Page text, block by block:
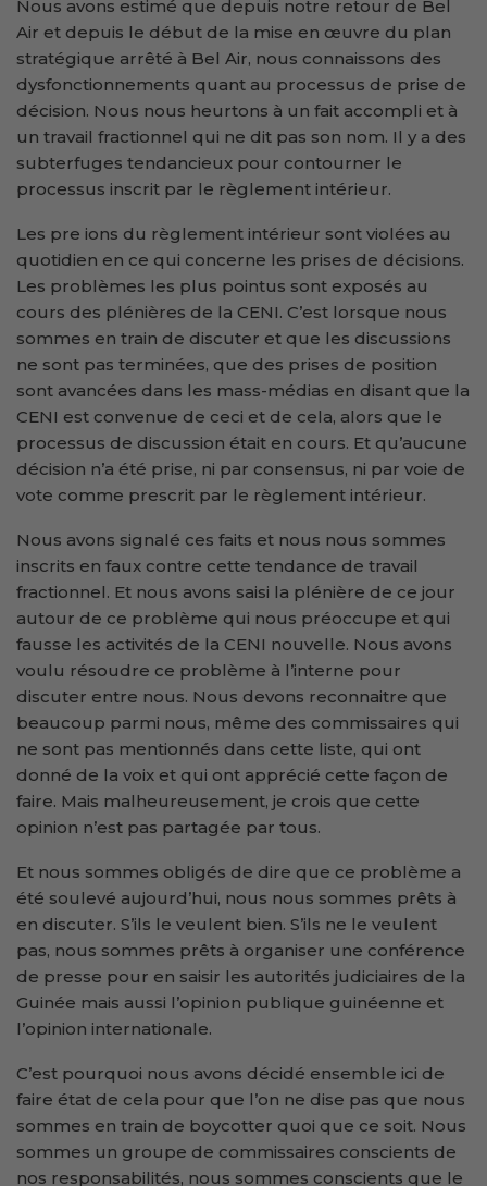
Nous avons estimé que depuis notre retour de Bel
Air et depuis le début de la mise en œuvre du plan
stratégique arrêté à Bel Air, nous connaissons des
dysfonctionnements quant au processus de prise de
décision. Nous nous heurtons à un fait accompli et à
un travail fractionnel qui ne dit pas son nom. Il y a des
subterfuges tendancieux pour contourner le
processus inscrit par le règlement intérieur.
Les pre ions du règlement intérieur sont violées au
quotidien en ce qui concerne les prises de décisions.
Les problèmes les plus pointus sont exposés au
cours des plénières de la CENI. C’est lorsque nous
sommes en train de discuter et que les discussions
ne sont pas terminées, que des prises de position
sont avancées dans les mass-médias en disant que la
CENI est convenue de ceci et de cela, alors que le
processus de discussion était en cours. Et qu’aucune
décision n’a été prise, ni par consensus, ni par voie de
vote comme prescrit par le règlement intérieur.
Nous avons signalé ces faits et nous nous sommes
inscrits en faux contre cette tendance de travail
fractionnel. Et nous avons saisi la plénière de ce jour
autour de ce problème qui nous préoccupe et qui
fausse les activités de la CENI nouvelle. Nous avons
voulu résoudre ce problème à l’interne pour
discuter entre nous. Nous devons reconnaitre que
beaucoup parmi nous, même des commissaires qui
ne sont pas mentionnés dans cette liste, qui ont
donné de la voix et qui ont apprécié cette façon de
faire. Mais malheureusement, je crois que cette
opinion n’est pas partagée par tous.
Et nous sommes obligés de dire que ce problème a
été soulevé aujourd’hui, nous nous sommes prêts à
en discuter. S’ils le veulent bien. S’ils ne le veulent
pas, nous sommes prêts à organiser une conférence
de presse pour en saisir les autorités judiciaires de la
Guinée mais aussi l’opinion publique guinéenne et
l’opinion internationale.
C’est pourquoi nous avons décidé ensemble ici de
faire état de cela pour que l’on ne dise pas que nous
sommes en train de boycotter quoi que ce soit. Nous
sommes un groupe de commissaires conscients de
nos responsabilités, nous sommes conscients que le